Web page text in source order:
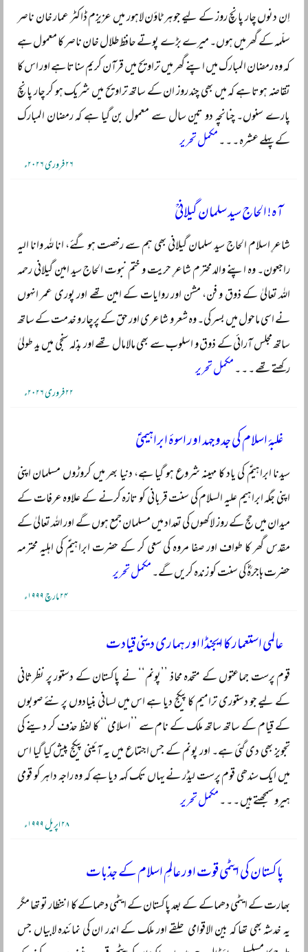
اِن دنوں چار پانچ روز کے لیے جوہر ٹاؤن لاہور میں عزیزم ڈاکٹر عمار خان ناصر
سلّمہ کے گھر میں ہوں۔ میرے بڑے پوتے حافظ طلال خان ناصر کا معمول ہے
کہ وہ رمضان المبارک میں اپنے گھر میں تراویح میں قرآن کریم سناتا ہے اور اس کا
تقاضہ ہوتا ہے کہ میں بھی چند روز ان کے ساتھ تراویح میں شریک ہو کر چار پانچ
پارے سنوں۔ چنانچہ دو تین سال سے معمول بن گیا ہے کہ رمضان المبارک
کے پہلے عشرہ ۔ ۔ ۔ مکمل تحریر
۲۶ فروری ۲۰۲۶ء
آہ! الحاج سید سلمان گیلانیؒ
شاعرِ اسلام الحاج سید سلمان گیلانی بھی ہم سے رخصت ہو گئے، انا للہ وانا الیہ
راجعون۔ وہ اپنے والد محترم شاعرِ حریت و ختم نبوت الحاج سید امین گیلانی رحمہ
اللہ تعالیٰ کے ذوق و فن، مشن اور روایات کے امین تھے اور پوری عمر انہوں
نے اسی ماحول میں بسر کی۔ وہ شعر و شاعری اور حق کے پرچار و خدمت کے ساتھ
ساتھ مجلس آرائی کے ذوق و اسلوب سے بھی مالامال تھے اور بذلہ سنجی میں یدِ طولیٰ
رکھتے تھے ۔ ۔ ۔ مکمل تحریر
۲۲ فروری ۲۰۲۶ء
غلبۂ اسلام کی جدوجہد اور اسوۂ ابراہیمیؑ
سیدنا ابراہیمؑ کی یاد کا مہینہ شروع ہو گیا ہے، دنیا بھر میں کروڑوں مسلمان اپنی
اپنی جگہ ابراہیم علیہ السلام کی سنت قربانی کو تازہ کرنے کے علاوہ عرفات کے
میدان میں حج کے روز لاکھوں کی تعداد میں مسلمان جمع ہوں گے اور اللہ تعالیٰ کے
مقدس گھر کا طواف اور صفا مروہ کی سعی کر کے حضرت ابراہیمؑ کی اہلیہ محترمہ
حضرت ہاجرہؓ کی سنت کو زندہ کریں گے۔ مکمل تحریر
۲۴ مارچ ۱۹۹۹ء
عالمی استعمار کا ایجنڈا اور ہماری دینی قیادت
قوم پرست جماعتوں کے متحدہ محاذ ’’پونم‘‘ نے پاکستان کے دستور پر نظرثانی
کے لیے جو دستوری ترامیم کا پیکج دیا ہے اس میں لسانی بنیادوں پر نئے صوبوں
کے قیام کے ساتھ ساتھ ملک کے نام سے ’’اسلامی‘‘ کا لفظ حذف کر دینے کی
تجویز بھی دی گئی ہے۔ اور پونم کے جس اجتماع میں یہ آئینی پیکج پیش کیا گیا اس
میں ایک سندھی قوم پرست لیڈر نے یہاں تک کہہ دیا ہے کہ وہ راجہ داہر کو قومی
ہیرو سمجھتے ہیں ۔ ۔ ۔ مکمل تحریر
۲۸ اپریل ۱۹۹۹ء
پاکستان کی ایٹمی قوت اور عالمِ اسلام کے جذبات
بھارت کے ایٹمی دھماکے کے بعد پاکستان کے ایٹمی دھماکے کا انتظار تو تھا مگر
یہ خدشہ بھی تھا کہ بین الاقوامی حلقے اور ملک کے اندر ان کی نمائندہ لابیاں جس